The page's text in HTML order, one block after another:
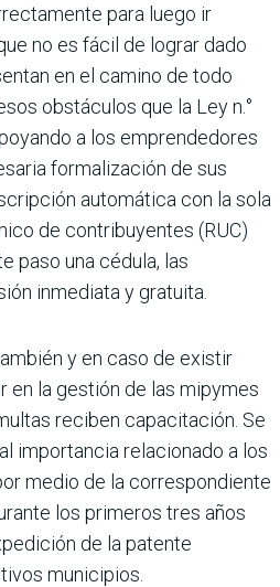
para luego ir
no es fácil de lograr dado
en el camino de todo
obstá­culos que la Ley n.°
a los emprendedores
formalización de sus
automática con la sola
de contribuyentes (RUC)
paso una cédula, las
inmediata y gratuita.
y en caso de existir
en la gestión de las mipymes
reciben capacitación. Se
importancia relacionado a los
medio de la correspondiente
los primeros tres años
de la patente
municipios.